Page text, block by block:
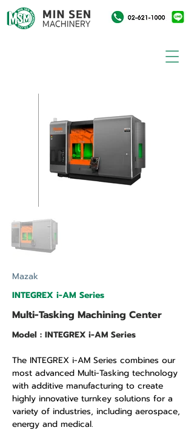
Mazak
INTEGREX i-AM Series
Multi-Tasking Machining Center
Model : INTEGREX i-AM Series
The INTEGREX i-AM Series combines our
most advanced Multi-Tasking technology
with additive manufacturing to create
highly innovative turnkey solutions for a
variety of industries, including aerospace,
energy and medical.